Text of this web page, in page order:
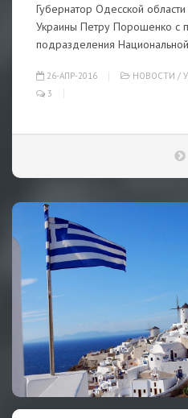
Губернатор Одесской
Украины Петру Порошенко с
подразделения
26-АПР-2016 НОВОСТИ /
3